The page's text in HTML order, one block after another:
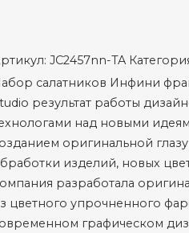
JC2457nn-TA
салатников Инфини
результат работы
над новыми
оригинальной
изделий, новых
разработала
цветного упрочненного
графическом